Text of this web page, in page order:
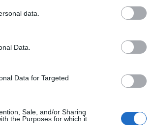
data.
Data.
Data for Targeted
Sale, and/or Sharing
the Purposes for which it
bude Pražská ulice pro
přístupu do ulice bude
by měla být hotova
Václavské náměstí vjezd